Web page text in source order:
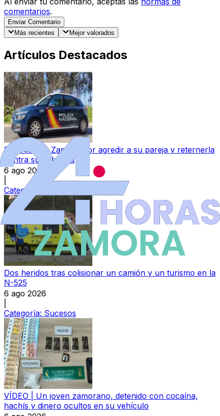
comentarios.
Enviar Comentario
Más recientes
Mejor valorados
Artículos Destacados
Detenido en Zamora por agredir a su pareja y reternerla
contra su voluntad
6 ago 2026
Categoría:
Dos heridos tras colisionar un camión y un turismo en la
N-525
6 ago 2026
Categoría: Sucesos
VÍDEO | Un joven zamorano, detenido con cocaína,
hachís y dinero ocultos en su vehículo